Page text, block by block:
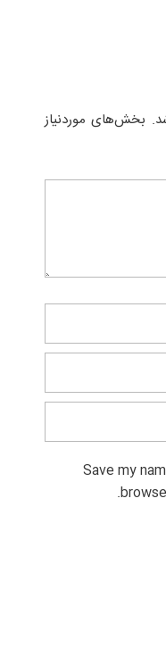
بخش‌های موردنیاز
Save my